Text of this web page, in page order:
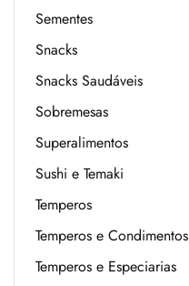
Sementes
Snacks
Snacks Saudáveis
Sobremesas
Superalimentos
Sushi e Temaki
Temperos
Temperos e Condimentos
Temperos e Especiarias